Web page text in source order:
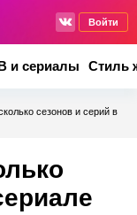
Войти
и сериалы Стиль
сезонов и серий в